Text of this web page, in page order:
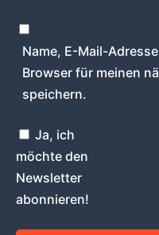
Name, E-Mail-
Browser für meinen
speichern.
Ja, ich
möchte den
Newsletter
abonnieren!